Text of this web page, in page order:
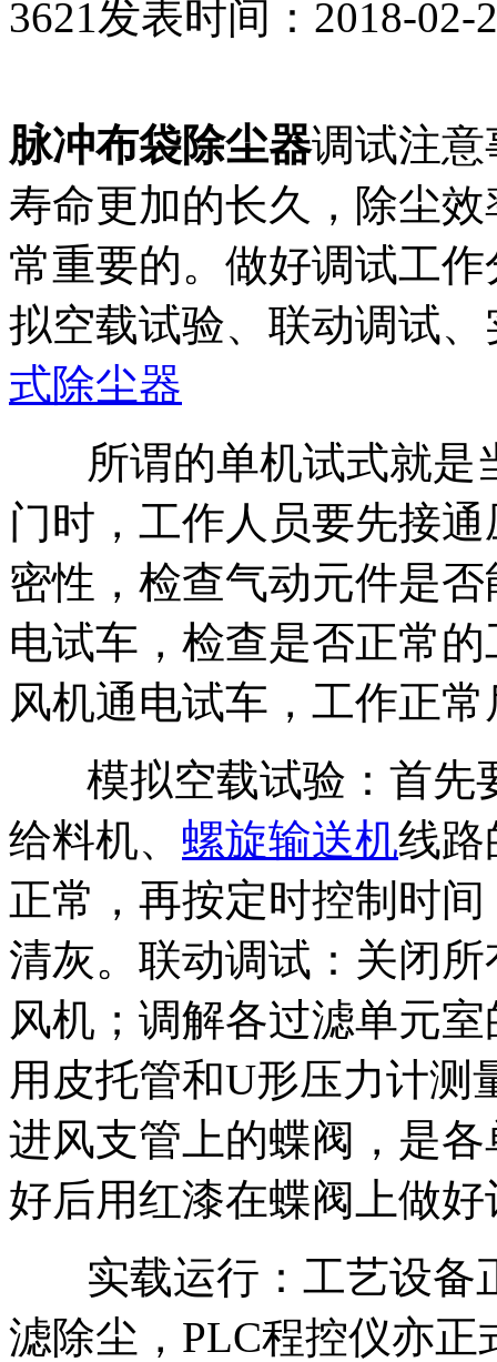
3621发表时间：2018-02-
脉冲布袋除尘器调试注
寿命更加的长久，除尘
常重要的。做好调试工
拟空载试验、联动调试
式除尘器
所谓的单机试式就是
门时，工作人员要先接
密性，检查气动元件是
电试车，检查是否正常
风机通电试车，工作正
模拟空载试验：首先
给料机、 螺旋输送机线路
正常，再按定时控制时
清灰。联动调试：关闭
风机；调解各过滤单元
用皮托管和U形压力计测
进风支管上的蝶阀，是
好后用红漆在蝶阀上做
实载运行：工艺设备
滤除尘，PLC程控仪亦